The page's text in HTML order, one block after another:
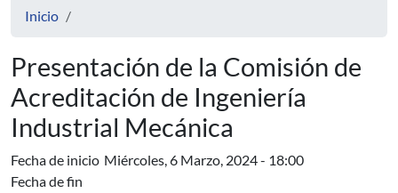
Inicio
Presentación de la Comisión de
Acreditación de Ingeniería
Industrial Mecánica
Fecha de inicio Miércoles, 6 Marzo, 2024 - 18:00
Fecha de fin